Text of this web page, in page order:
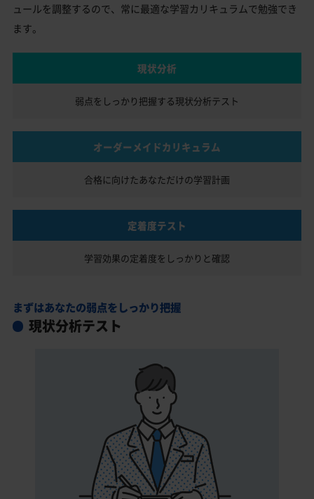
ュールを調整するので、常に最適な学習カリキュラムで勉強でき
ます。
現状分析
弱点をしっかり把握する現状分析テスト
オーダーメイドカリキュラム
合格に向けたあなただけの学習計画
定着度テスト
学習効果の定着度を しっかりと確認
まずはあなたの弱点をしっかり把握
現状分析テスト